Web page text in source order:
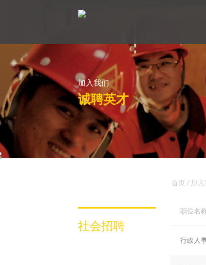
加入我们
诚聘英才
首页 / 加入
社会招聘
职位名
行政人